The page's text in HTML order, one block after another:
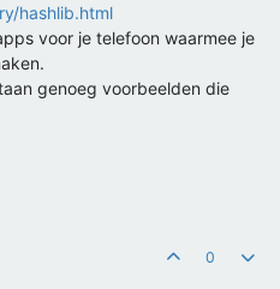
hashlib.html
voor je telefoon waarmee je
genoeg voorbeelden die
0